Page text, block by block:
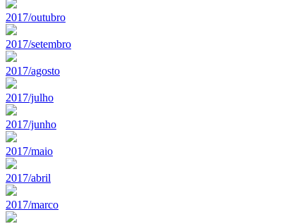
2017/outubro
2017/setembro
2017/agosto
2017/julho
2017/junho
2017/maio
2017/abril
2017/marco